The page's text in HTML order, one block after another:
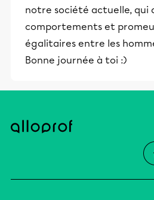
notre société actuelle, qui
comportements et
égalitaires entre les
Bonne journée à toi :)